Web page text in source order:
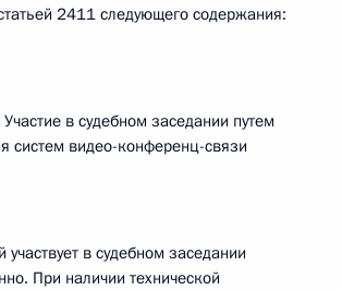
2411 следующего содержания:
в судебном заседании путем
систем видео-конференц-связи
в судебном заседании
При наличии технической